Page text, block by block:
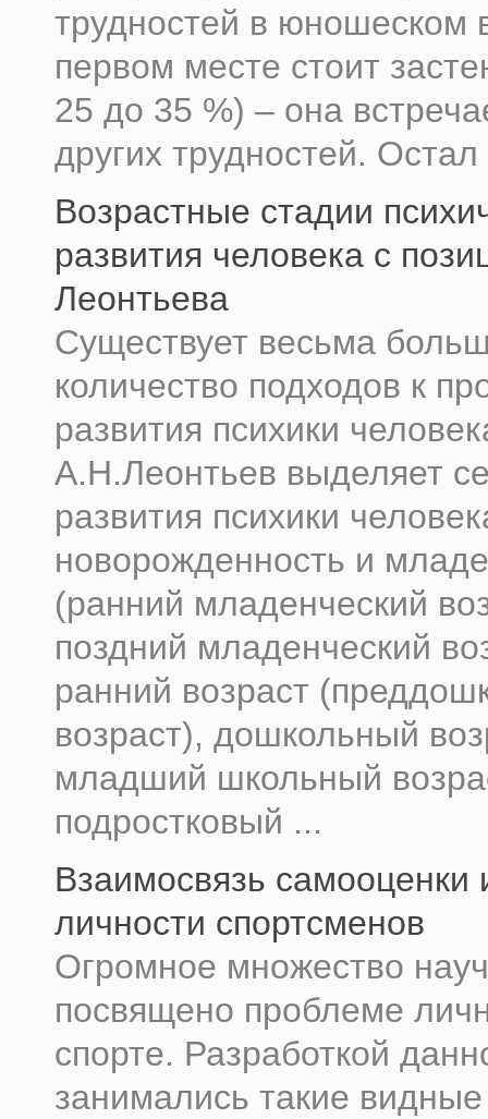
трудностей в юношеском
первом месте стоит
25 до 35 %) – она
других трудностей. Остал
Возрастные стадии
развития человека с
Леонтьева
Существует весьма
количество подходов к
развития психики
А.Н.Леонтьев выделяет
развития психики
новорожденность и
(ранний младенческий
поздний младенческий
ранний возраст
возраст), дошкольный
младший школьный
подростковый ...
Взаимосвязь самооценки
личности спортсменов
Огромное множество
посвящено проблеме
спорте. Разработкой
занимались такие